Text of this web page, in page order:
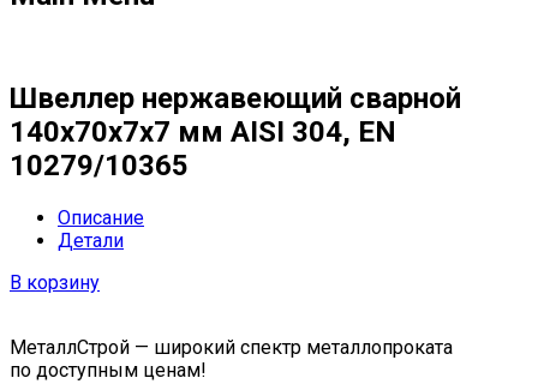
Швеллер нержавеющий сварной
140х70х7х7 мм AISI 304, EN
10279/10365
Описание
Детали
В корзину
МеталлСтрой — широкий спектр металлопроката
по доступным ценам!